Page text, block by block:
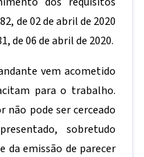
de 02 de abril de 2020
de 06 de abril de 2020.
vem acometido
para o trabalho.
não pode ser cerceado
sobretudo
da emissão de parecer